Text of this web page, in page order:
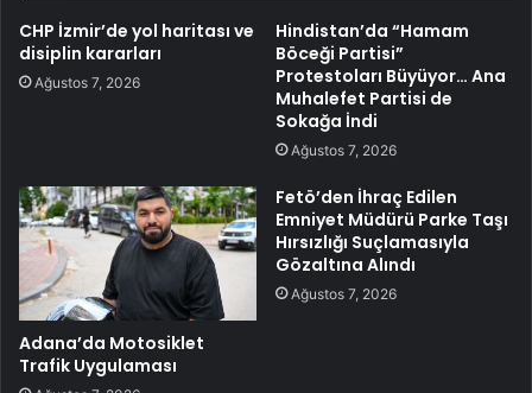
CHP İzmir’de yol haritası ve
disiplin kararları
Ağustos 7, 2026
Hindistan’da “Hamam
Böceği Partisi”
Protestoları Büyüyor… Ana
Muhalefet Partisi de
Sokağa İndi
Ağustos 7, 2026
Adana’da Motosiklet
Trafik Uygulaması
Fetö’den İhraç Edilen
Emniyet Müdürü Parke Taşı
Hırsızlığı Suçlamasıyla
Gözaltına Alındı
Ağustos 7, 2026